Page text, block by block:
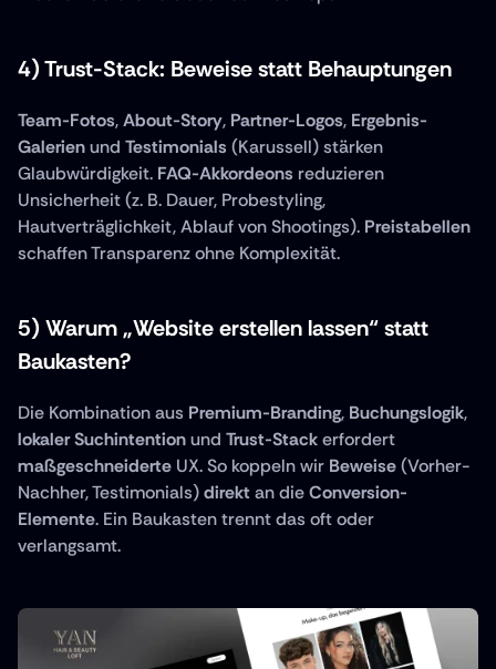
4) Trust-Stack: Beweise statt Behauptungen
Team-Fotos, About-Story, Partner-Logos, Ergebnis-
Galerien und Testimonials (Karussell) stärken
Glaubwürdigkeit. FAQ-Akkordeons reduzieren
Unsicherheit (z. B. Dauer, Probestyling,
Hautverträglichkeit, Ablauf von Shootings). Preistabellen
schaffen Transparenz ohne Komplexität.
5) Warum „Website erstellen lassen“ statt
Baukasten?
Die Kombination aus Premium-Branding, Buchungslogik
lokaler Suchintention und Trust-Stack
maßgeschneiderte UX. So koppeln wir Beweise (Vorher-
Nachher, Testimonials) direkt an die Conversion-
Elemente. Ein Baukasten trennt das oft oder
verlangsamt.